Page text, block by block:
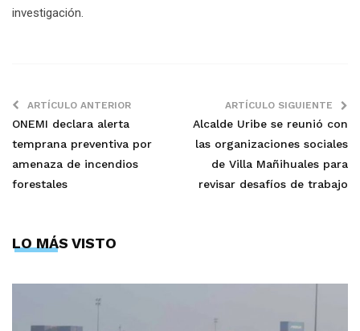
investigación.
ARTÍCULO ANTERIOR
ONEMI declara alerta
temprana preventiva por
amenaza de incendios
forestales
ARTÍCULO SIGUIENTE
Alcalde Uribe se reunió con
las organizaciones sociales
de Villa Mañihuales para
revisar desafíos de trabajo
LO MÁS VISTO